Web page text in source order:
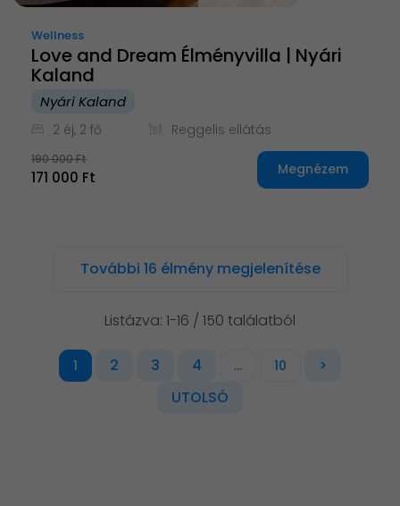
Wellness
Love and Dream Élményvilla | Nyári
Kaland
Nyári Kaland
2 éj, 2 fő Reggelis ellátás
190 000 Ft
171 000 Ft Megnézem
További 16 élmény megjelenítése
Listázva: 1-16 / 150 találatból
1 2 3 4 ... 10
>
UTOLSÓ